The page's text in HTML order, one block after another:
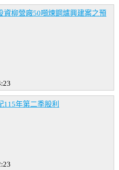
資柳營廠50噸煉鋼爐興建案之預
年第二季股利